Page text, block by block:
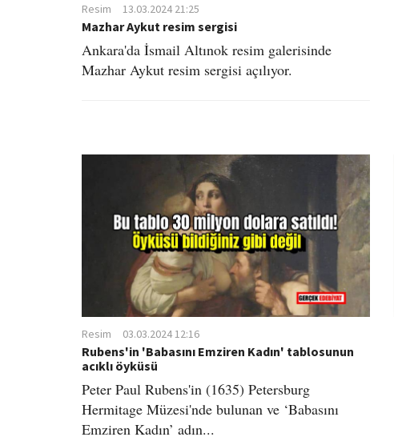
Resim 13.03.2024 21:25
Mazhar Aykut resim sergisi
Ankara'da İsmail Altınok resim galerisinde
Mazhar Aykut resim sergisi açılıyor.
Resim 03.03.2024 12:16
Rubens'in 'Babasını Emziren Kadın' tablosunun
acıklı öyküsü
Peter Paul Rubens'in (1635) Petersburg
Hermitage Müzesi'nde bulunan ve ‘Babasını
Emziren Kadın’ adın...